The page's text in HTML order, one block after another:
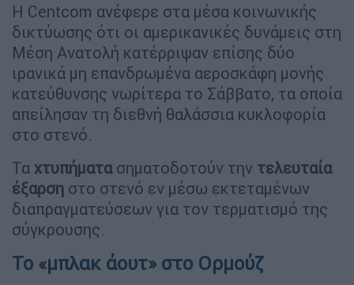
Η Centcom ανέφερε στα μέσα κοινωνικής
δικτύωσης ότι οι αμερικανικές δυνάμεις στη
Μέση Ανατολή κατέρριψαν επίσης δύο
ιρανικά μη επανδρωμένα αεροσκάφη μονής
κατεύθυνσης νωρίτερα το Σάββατο, τα οποία
απείλησαν τη διεθνή θαλάσσια κυκλοφορία
στο στενό.
Τα χτυπήματασηματοδοτούν την τελευταία
έξαρση στο στενό εν μέσω εκτεταμένων
διαπραγματεύσεων για τον τερματισμό της
σύγκρουσης.
Το «μπλακ άουτ» στο Ορμούζ